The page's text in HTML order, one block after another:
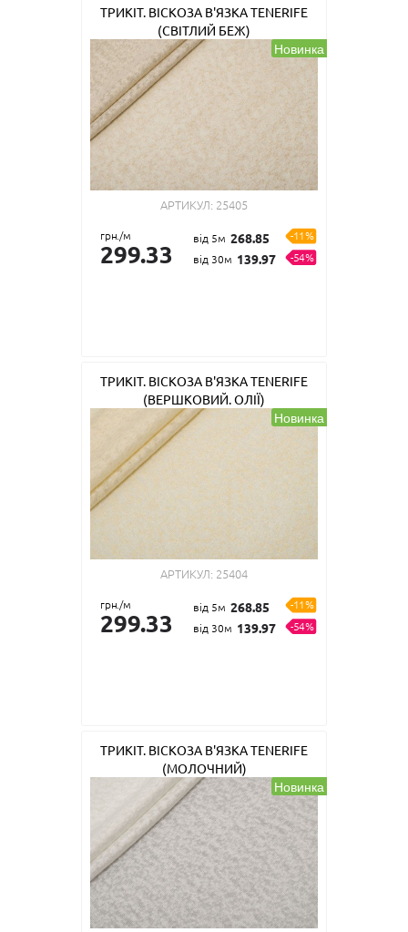
ТРИКІТ. ВІСКОЗА В'ЯЗКА TENERIFE
(СВІТЛИЙ БЕЖ)
Новинка
АРТИКУЛ: 25405
грн./м
299.33
від 5м 268.85
-11%
від 30м 139.97 -54%
ТРИКІТ. ВІСКОЗА В'ЯЗКА TENERIFE
(ВЕРШКОВИЙ. ОЛІЇ)
Новинка
АРТИКУЛ: 25404
грн./м
299.33
від 5м 268.85
-11%
від 30м 139.97 -54%
ТРИКІТ. ВІСКОЗА В'ЯЗКА TENERIFE
(МОЛОЧНИЙ)
Новинка